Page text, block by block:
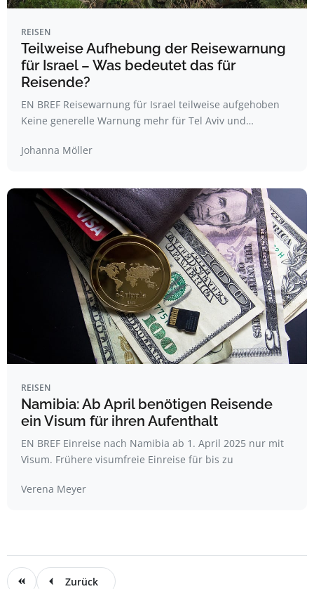
REISEN
Teilweise Aufhebung der Reisewarnung
für Israel – Was bedeutet das für
Reisende?
EN BREF Reisewarnung für Israel teilweise aufgehoben
Keine generelle Warnung mehr für Tel Aviv und…
Johanna Möller
REISEN
Namibia: Ab April benötigen Reisende
ein Visum für ihren Aufenthalt
EN BREF Einreise nach Namibia ab 1. April 2025 nur mit
Visum. Frühere visumfreie Einreise für bis zu
Verena Meyer
Zurück